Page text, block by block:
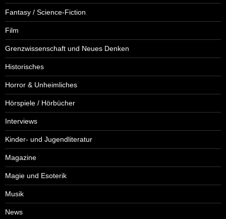
Fantasy / Science-Fiction
Film
Grenzwissenschaft und Neues Denken
Historisches
Horror & Unheimliches
Hörspiele / Hörbücher
Interviews
Kinder- und Jugendliteratur
Magazine
Magie und Esoterik
Musik
News